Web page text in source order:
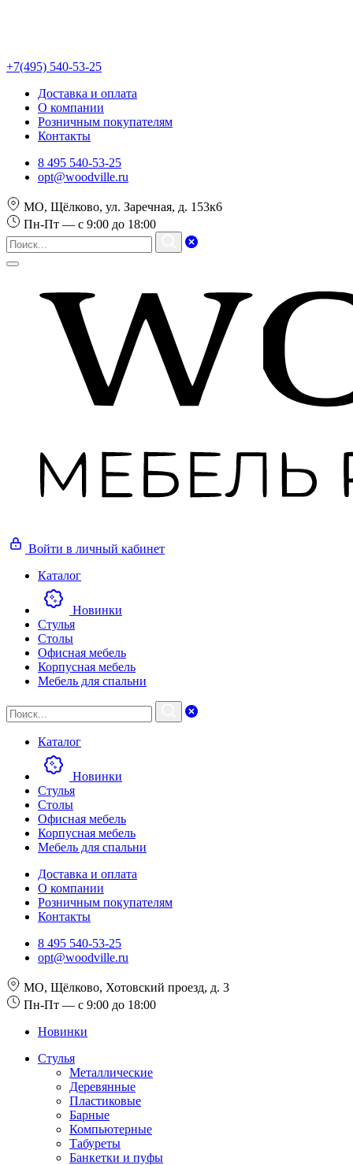
+7(495) 540-53-25
Доставка и оплата
О компании
Розничным покупателям
Контакты
8 495 540-53-25
opt@woodville.ru
МО, Щёлково, ул. Заречная, д. 153к6
Пн-Пт — с 9:00 до 18:00
Войти в личный кабинет
Каталог
Новинки
Стулья
Столы
Офисная мебель
Корпусная мебель
Мебель для спальни
Каталог
Новинки
Стулья
Столы
Офисная мебель
Корпусная мебель
Мебель для спальни
Доставка и оплата
О компании
Розничным покупателям
Контакты
8 495 540-53-25
opt@woodville.ru
МО, Щёлково, Хотовский проезд, д. 3
Пн-Пт — с 9:00 до 18:00
Новинки
Стулья
Металлические
Деревянные
Пластиковые
Барные
Компьютерные
Табуреты
Банкетки и пуфы